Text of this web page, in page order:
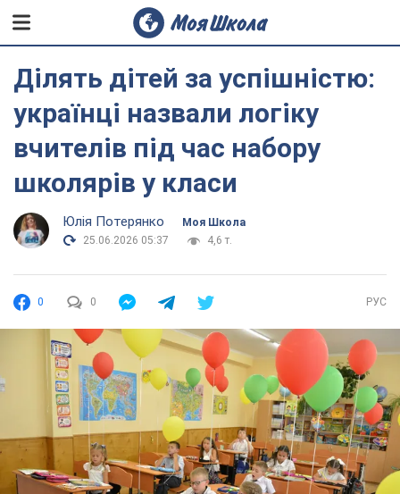
Ділять дітей за успішністю:
українці назвали логіку
вчителів під час набору
школярів у класи
Юлія Потерянко
Моя Школа
25.06.2026 05:37
4,6 т.
0 0 РУС